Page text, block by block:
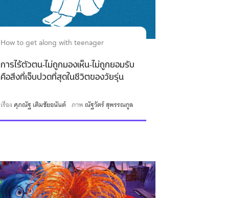
How to get along with teenager
การไร้ตัวตน-ไม่ถูกมองเห็น-ไม่ถูกยอมรับ
คือสิ่งที่เจ็บปวดที่สุดในชีวิตของวัยรุ่น
เรื่อง ศุภณัฐ เติมชัยอนันต์ ภาพณัฐวัตร์ สุพรรณกูล